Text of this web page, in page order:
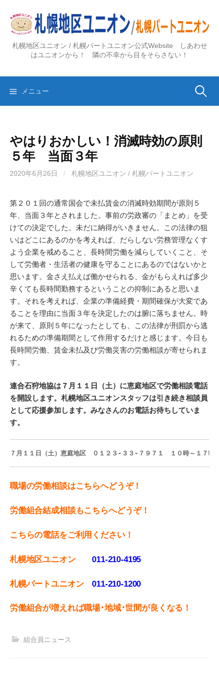
ス
札幌地区ユニオン / 札幌パートユニオン公式Website しあわせ
はユニオンから！ 隣の不幸から目をそらさない！
メニュー 検
やはりおかしい！消滅時効の原則
５年 当面３年
2020年6月26日 / 札幌地区ユニオン / 札幌パートユニオン
第２０１回の通常国会で未払賃金の消滅時効期間が原則５
年、当面３年とされました。事前の労政審の「まとめ」を受
けての決定でした。未だに納得がいきません。この法律の狙
いはどこにあるのかを考えれば、だらしない労務管理なくす
よう企業を戒めること、長時間労働を減らしていくこと、そ
して労働者・生活者の健康を守ることにあるのではないかと
思います。金さえ払えば働かせられる、金がもらえれば多少
辛くても長時間勤務するということの抑制にあると思いま
す。それを考えれば、企業の準備経費・期間確保が大変であ
ることを理由に当面３年を決定したのは腑に落ちません。時
が来て、原則５年になったとしても、この法律が刑罰から逃
れるための準備期間として作用するだけと感じます。今日も
長時間労働、賃金未払及び労働災害の労働相談が寄せられま
す。
連合石狩地協は７月１１日（土）に恵庭地区で労働相談電話
を開設します。札幌地区ユニオンスタッフは引き続き相談員
として応援参加します。みなさんのお電話お待ちしていま
す。
７月１１日（土）恵庭地区　０１２３‐３３‐７９７１　１０時～１７時
職場の労働相談はこちらへどうぞ！
労働組合結成相談もこちらへどうぞ！
こちらの電話をご利用ください！
札幌地区ユニオン011-210-4195
札幌パートユニオン011‐210-1200
労働組合が増えれば職場･地域･世間が良くなる！
組合員ニュース